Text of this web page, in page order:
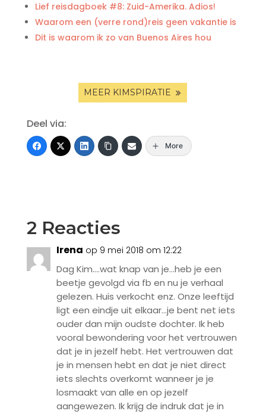
Lief reisdagboek #8: Zuid-Amerika. Adios!
Waarom een (verre rond)reis geen vakantie is
Dit is waarom ik zo van Buenos Aires hou
MEER KIMSPIRATIE
Deel via:
More
2 Reacties
Irena op 9 mei 2018 om 12:22
Dag Kim….wat knap van je…heb je een
beetje gevolgd via fb en nu je verhaal
gelezen. Huis verkocht enz. Onze leeftijd
ligt een eindje uit elkaar…je bent net iets
ouder dan mijn oudste dochter. Ik heb
vooral bewondering voor het vertrouwen
dat je in jezelf hebt. Het vertrouwen dat
je in mensen hebt en dat je niet direct
iets slechts overkomt wanneer je je
losmaakt van alle en op jezelf
aangewezen. Ik krijg de indruk dat je in